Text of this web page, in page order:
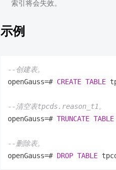
索引将会失效。
示例
--创建表。
openGauss=# CREATE TABLE
--清空表tpcds.reason_t1。
openGauss=# TRUNCATE TABLE
--删除表。
openGauss=# DROP TABLE